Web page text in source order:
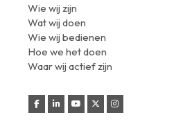
Wie wij zijn
Wat wij doen
Wie wij bedienen
Hoe we het doen
Waar wij actief zijn